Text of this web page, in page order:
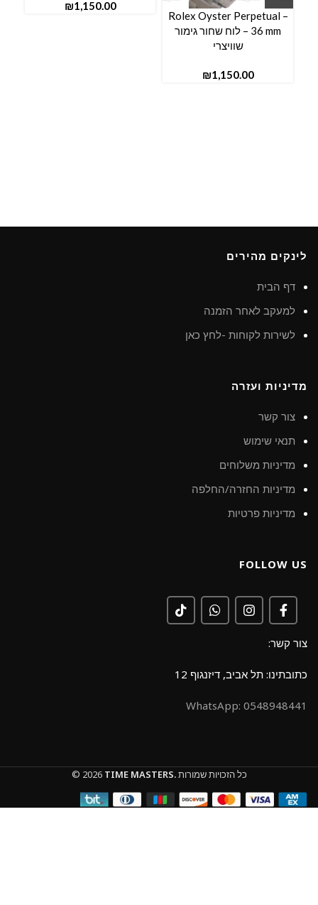
Rolex Oyster Perpetual –
36 mm – לוח שחור גימור
שוויצרי
₪
₪
לינקים מהירים
דף הבית
למעקב לאחר הזמנה
לשירות לקוחות -לחץ כאן
מדיניות ועזרה
צור קשר
תנאי שימוש
מדיניות משלוחים
מדיניות החזרה/החלפה
מדיניות פרטיות
FOLLOW US
צור קשר:
כתובתינו: תל אביב, דיזנגוף 12
0548948441 :WhatsApp
© 2026 TIME MASTERS.כל הזכויות שמורות